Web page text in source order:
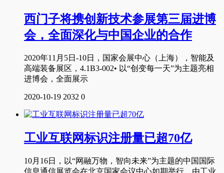
西门子将携创新技术参展第三届进博
会，全面深化与中国企业的合作
2020年11月5日-10日，国家会展中心（上海），智能及
高端装备展区，4.1B3-002• 以“创变每一天”为主题亮相
进博会，全面展示
2020-10-19 2032 0
工业互联网标识注册量已超70亿
10月16日，以“网融万物，智向未来”为主题的中国国际